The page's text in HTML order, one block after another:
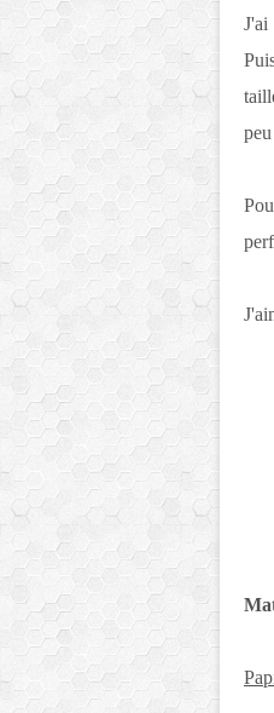
J'ai